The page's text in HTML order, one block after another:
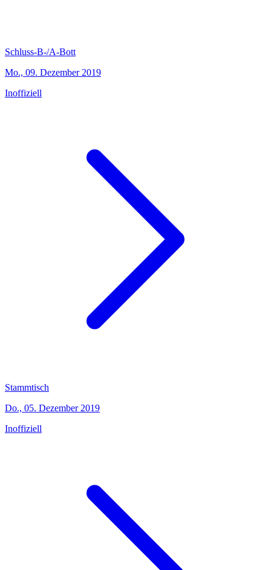
Schluss-B-/A-Bott
Mo., 09. Dezember 2019
Inoffiziell
Stammtisch
Do., 05. Dezember 2019
Inoffiziell